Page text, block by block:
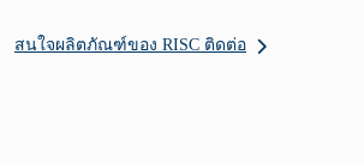
สนใจผลิตภัณฑ์ของ RISC ติดต่อ